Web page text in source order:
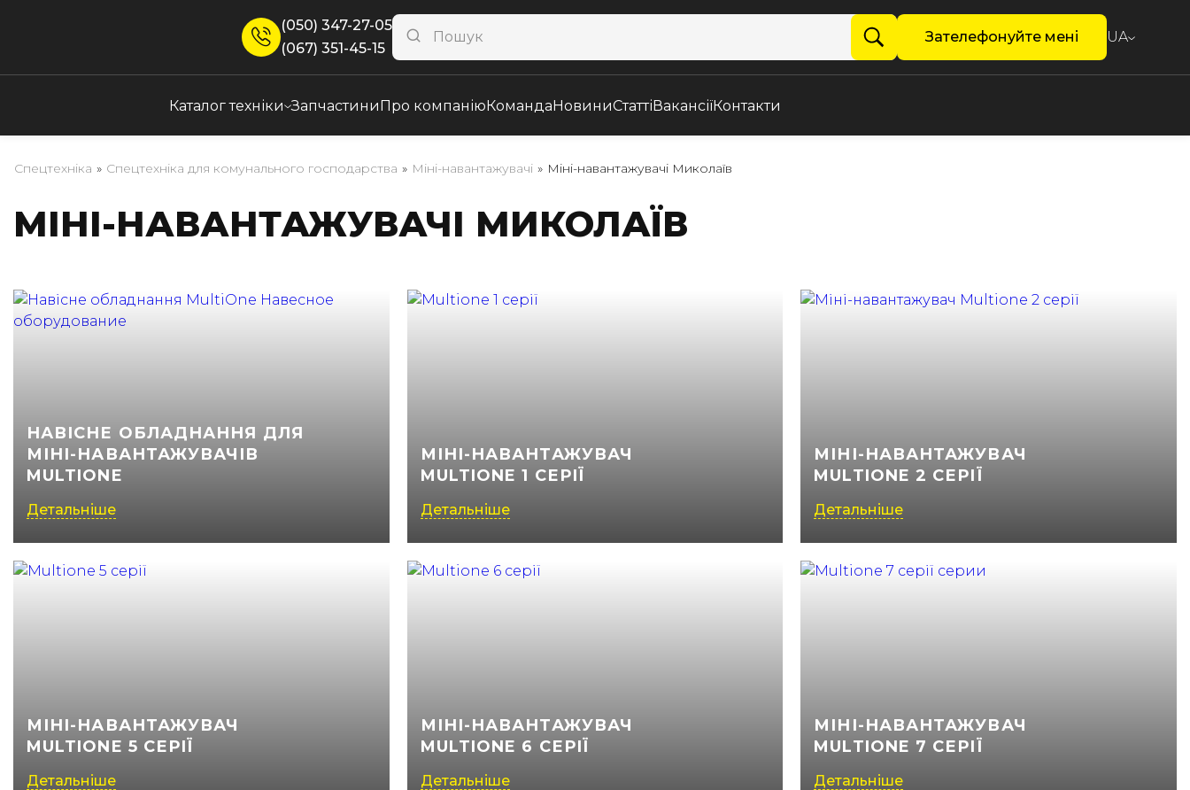
(050) 347-27-05
(067) 351-45-15
Зателефонуйте мені UA
Каталог техніки ЗапчастиниПро компаніюКомандаНовиниСтаттіВакансіїКонтакти
Спецтехніка » Спецтехніка для комунального господарства » Міні-навантажувачі » Міні-навантажувачі Миколаїв
МІНІ-НАВАНТАЖУВАЧІ МИКОЛАЇВ
НАВІСНЕ ОБЛАДНАННЯ ДЛЯ
МІНІ-НАВАНТАЖУВАЧІВ
MULTIONE
Детальніше
МІНІ-НАВАНТАЖУВАЧ
MULTIONE 1 СЕРІЇ
Детальніше
МІНІ-НАВАНТАЖУВАЧ
MULTIONE 2 СЕРІЇ
Детальніше
МІНІ-НАВАНТАЖУВАЧ
MULTIONE 5 СЕРІЇ
Детальніше
МІНІ-НАВАНТАЖУВАЧ
MULTIONE 6 СЕРІЇ
Детальніше
МІНІ-НАВАНТАЖУВАЧ
MULTIONE 7 СЕРІЇ
Детальніше